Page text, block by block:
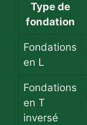
Type de
fondation
Fondations
en L
Fondations
en T
inversé